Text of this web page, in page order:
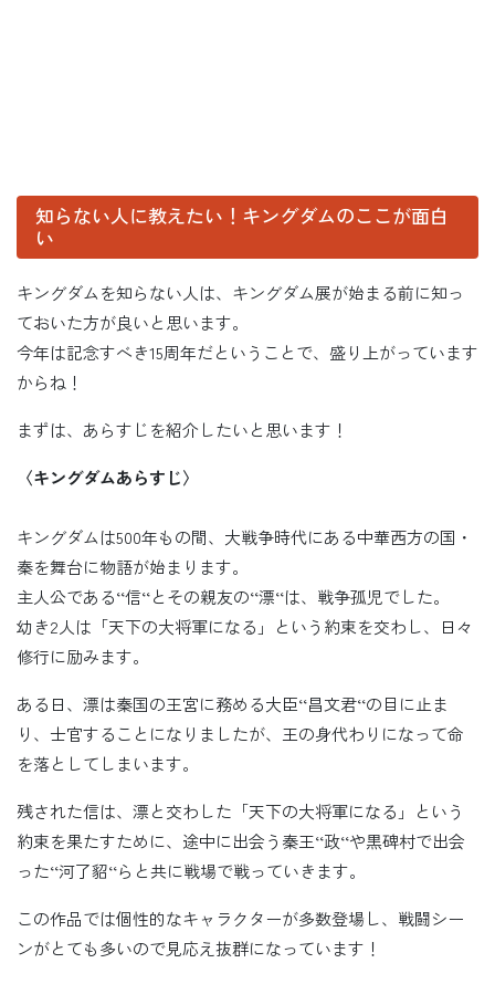
知らない人に教えたい！キングダムのここが面白
い
キングダムを知らない人は、キングダム展が始まる前に知っ
ておいた方が良いと思います。
今年は記念すべき15周年だということで、盛り上がっています
からね！
まずは、あらすじを紹介したいと思います！
〈キングダムあらすじ〉
キングダムは500年もの間、大戦争時代にある中華西方の国・
秦を舞台に物語が始まります。
主人公である‘‘信‘‘とその親友の‘‘漂‘‘は、戦争孤児でした。
幼き2人は「天下の大将軍になる」という約束を交わし、日々
修行に励みます。
ある日、漂は秦国の王宮に務める大臣‘‘昌文君‘‘の目に止ま
り、士官することになりましたが、王の身代わりになって命
を落としてしまいます。
残された信は、漂と交わした「天下の大将軍になる」という
約束を果たすために、途中に出会う秦王‘‘政‘‘や黒碑村で出会
った‘‘河了貂‘‘らと共に戦場で戦っていきます。
この作品では個性的なキャラクターが多数登場し、戦闘シー
ンがとても多いので見応え抜群になっています！